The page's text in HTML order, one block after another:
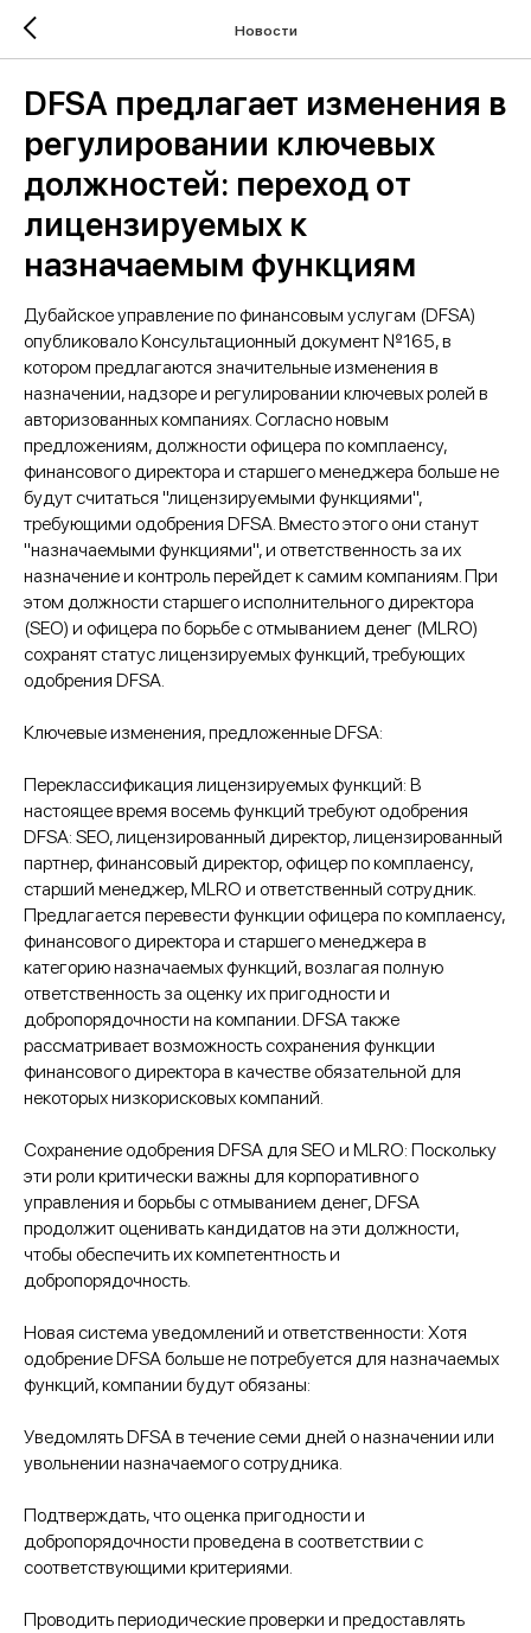
Новости
DFSA предлагает изменения в
регулировании ключевых
должностей: переход от
лицензируемых к
назначаемым функциям
Дубайское управление по финансовым услугам (DFSA)
опубликовало Консультационный документ №165, в
котором предлагаются значительные изменения в
назначении, надзоре и регулировании ключевых ролей в
авторизованных компаниях. Согласно новым
предложениям, должности офицера по комплаенсу,
финансового директора и старшего менеджера больше не
будут считаться "лицензируемыми функциями",
требующими одобрения DFSA. Вместо этого они станут
"назначаемыми функциями", и ответственность за их
назначение и контроль перейдет к самим компаниям. При
этом должности старшего исполнительного директора
(SEO) и офицера по борьбе с отмыванием денег (MLRO)
сохранят статус лицензируемых функций, требующих
одобрения DFSA. ​
Ключевые изменения, предложенные DFSA:
Переклассификация лицензируемых функций: В
настоящее время восемь функций требуют одобрения
DFSA: SEO, лицензированный директор, лицензированный
партнер, финансовый директор, офицер по комплаенсу,
старший менеджер, MLRO и ответственный сотрудник.
Предлагается перевести функции офицера по комплаенсу,
финансового директора и старшего менеджера в
категорию назначаемых функций, возлагая полную
ответственность за оценку их пригодности и
добропорядочности на компании. DFSA также
рассматривает возможность сохранения функции
финансового директора в качестве обязательной для
некоторых низкорисковых компаний.​
Сохранение одобрения DFSA для SEO и MLRO: Поскольку
эти роли критически важны для корпоративного
управления и борьбы с отмыванием денег, DFSA
продолжит оценивать кандидатов на эти должности,
чтобы обеспечить их компетентность и
добропорядочность.​
Новая система уведомлений и ответственности: Хотя
одобрение DFSA больше не потребуется для назначаемых
функций, компании будут обязаны:​
Уведомлять DFSA в течение семи дней о назначении или
увольнении назначаемого сотрудника.​
Подтверждать, что оценка пригодности и
добропорядочности проведена в соответствии с
соответствующими критериями.​
Проводить периодические проверки и предоставлять